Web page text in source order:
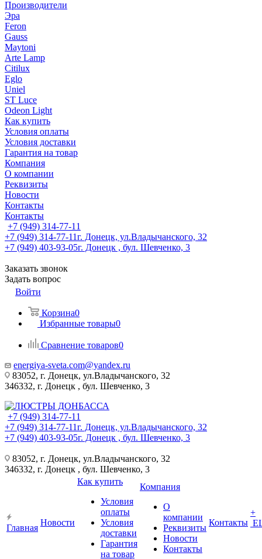
Производители
Эра
Feron
Gauss
Maytoni
Arte Lamp
Citilux
Eglo
Uniel
ST Luce
Odeon Light
Как купить
Условия оплаты
Условия доставки
Гарантия на товар
Компания
О компании
Реквизиты
Новости
Контакты
Контакты
+7 (949) 314-77-11
+7 (949) 314-77-11г. Донецк, ул.Владычанского, 32
+7 (949) 403-93-05г. Донецк , бул. Шевченко, 3
Заказать звонок
Задать вопрос
Войти
Корзина0
Избранные товары0
Сравнение товаров0
energiya-sveta.com@yandex.ru
83052, г. Донецк, ул.Владычанского, 32
346332, г. Донецк , бул. Шевченко, 3
+7 (949) 314-77-11
+7 (949) 314-77-11г. Донецк, ул.Владычанского, 32
+7 (949) 403-93-05г. Донецк , бул. Шевченко, 3
83052, г. Донецк, ул.Владычанского, 32
346332, г. Донецк , бул. Шевченко, 3
Главная
Новости
Как купить
Условия
оплаты
Условия
доставки
Гарантия
на товар
Компания
О
компании
Реквизиты
Новости
Контакты
Контакты
+